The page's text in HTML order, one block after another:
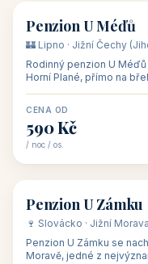
🏡 penzion
Penzion U Méďů
🏰 Lipno · Jižní Čechy
Rodinný penzion U
Horní Plané, přímo na
CENA OD
590 Kč
/ noc / os.
🏡 penzion
Penzion U Zámku
🍷 Slovácko · Jižní
Penzion U Zámku se
Moravě, jedné z